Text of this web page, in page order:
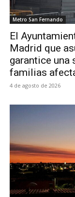
Metro San Fernando
El
Madrid que
garantice una
familias
4 de agosto de 2026